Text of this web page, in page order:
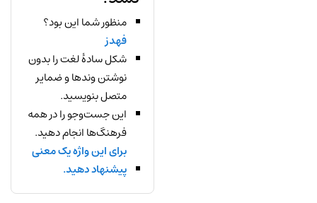
منظور شما این بود؟
فهدز
شکل سادهٔ لغت را بدون
نوشتن وندها و ضمایر
متصل بنویسید.
این جست‌وجو را در همه
فرهنگ‌ها انجام دهید.
برای این واژه یک معنی
پیشنهاد دهید.